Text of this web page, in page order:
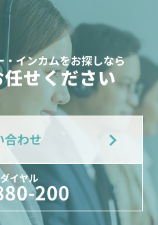
インカムをお探しなら
せください
合わせ
イヤル
200